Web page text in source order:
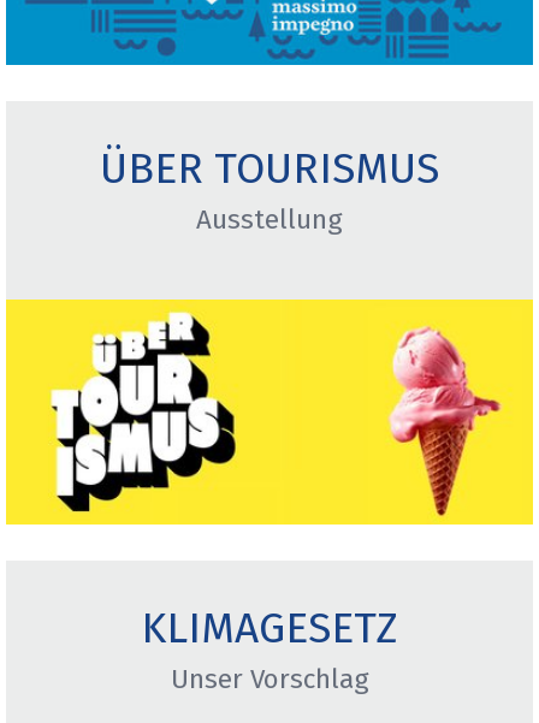
ÜBER TOURISMUS
Ausstellung
KLIMAGESETZ
Unser Vorschlag